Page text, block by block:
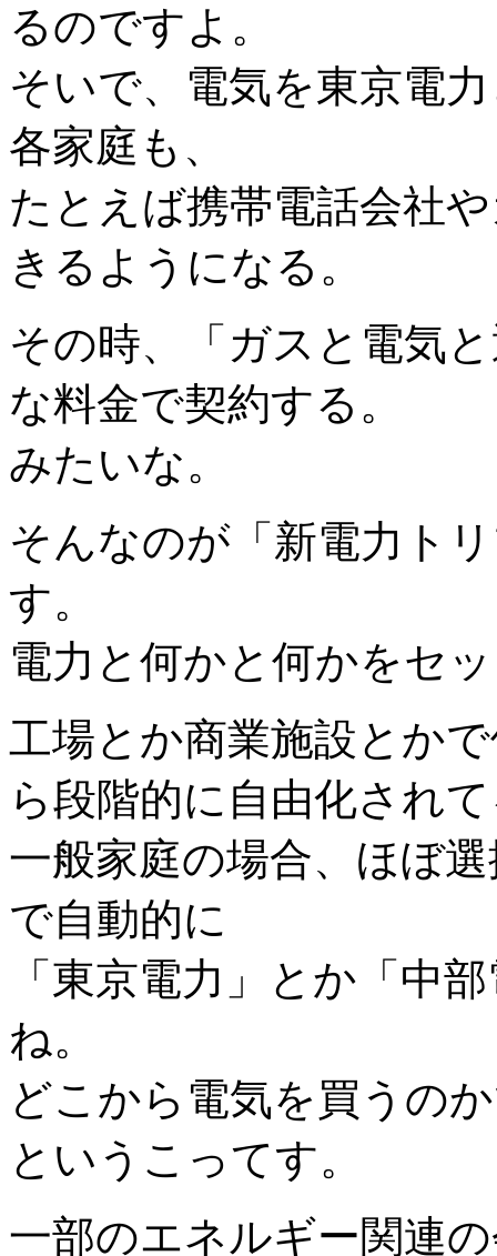
るのですよ。
そいで、電気を東京電
各家庭も、
たとえば携帯電話会社
きるようになる。
その時、「ガスと電気
な料金で契約する。
みたいな。
そんなのが「新電力ト
す。
電力と何かと何かをセ
工場とか商業施設とか
ら段階的に自由化され
一般家庭の場合、ほぼ
で自動的に
「東京電力」とか「中
ね。
どこから電気を買うの
というこってす。
一部のエネルギー関連